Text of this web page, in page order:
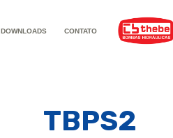
DOWNLOADS CONTATO
TBPS2